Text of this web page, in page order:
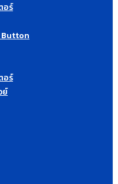
อร์
Button
อร์
ย์